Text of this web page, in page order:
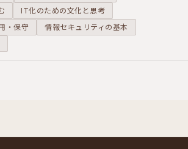
IT化のための文化と思考
・保守
情報セキュリティの基本